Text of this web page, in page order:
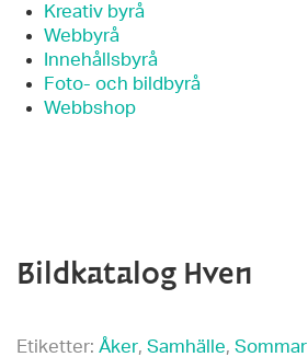
Kreativ byrå
Webbyrå
Innehållsbyrå
Foto- och bildbyrå
Webbshop
Bildkatalog Hven
Etiketter: Åker, Samhälle, Sommar